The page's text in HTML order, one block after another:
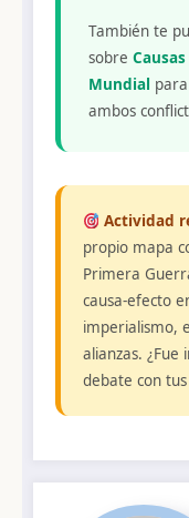
También te
sobre
Mundial
ambos
Actividad
propio mapa
Primera
causa-efecto
imperialismo,
alianzas. ¿Fue
debate con